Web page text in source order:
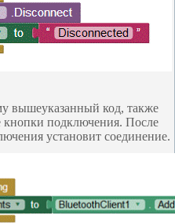
вышеуказанный код, также
кнопки подключения. После
установит соединение.